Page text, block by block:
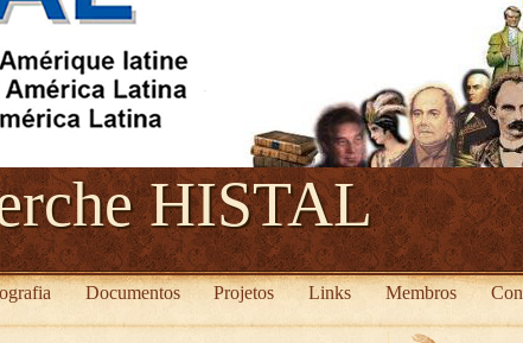
HISTAL
Documentos Projetos Links Membros